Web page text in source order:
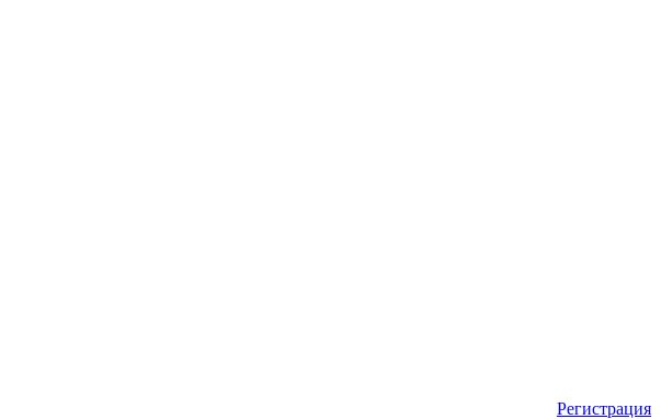
Регистрация